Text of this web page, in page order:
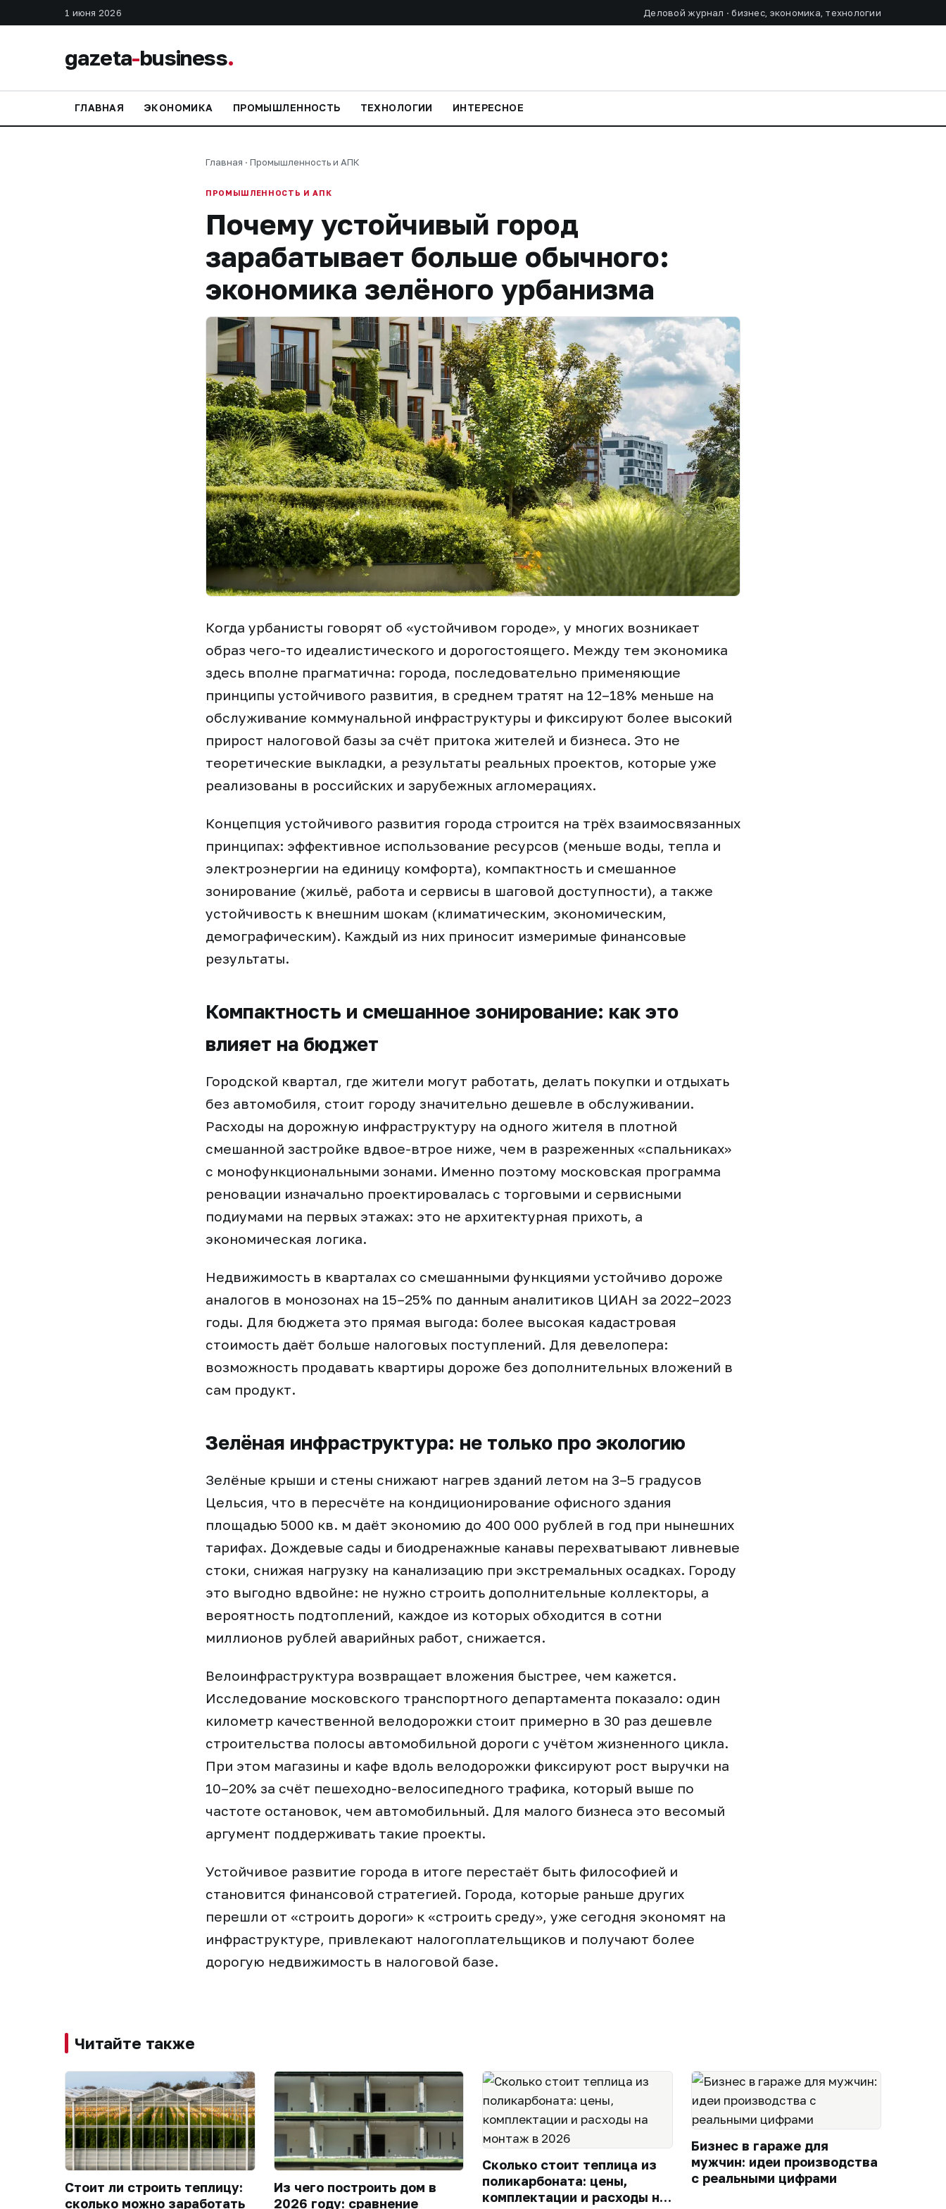
1 июня 2026 Деловой журнал · бизнес, экономика, технологии
gazeta-business.
ГЛАВНАЯ ЭКОНОМИКА ПРОМЫШЛЕННОСТЬ ТЕХНОЛОГИИ ИНТЕРЕСНОЕ
Главная · Промышленность и АПК
ПРОМЫШЛЕННОСТЬ И АПК
Почему устойчивый город
зарабатывает больше обычного:
экономика зелёного урбанизма
Когда урбанисты говорят об «устойчивом городе», у многих возникает
образ чего-то идеалистического и дорогостоящего. Между тем экономика
здесь вполне прагматична: города, последовательно применяющие
принципы устойчивого развития, в среднем тратят на 12–18% меньше на
обслуживание коммунальной инфраструктуры и фиксируют более высокий
прирост налоговой базы за счёт притока жителей и бизнеса. Это не
теоретические выкладки, а результаты реальных проектов, которые уже
реализованы в российских и зарубежных агломерациях.
Концепция устойчивого развития города строится на трёх взаимосвязанных
принципах: эффективное использование ресурсов (меньше воды, тепла и
электроэнергии на единицу комфорта), компактность и смешанное
зонирование (жильё, работа и сервисы в шаговой доступности), а также
устойчивость к внешним шокам (климатическим, экономическим,
демографическим). Каждый из них приносит измеримые финансовые
результаты.
Компактность и смешанное зонирование: как это
влияет на бюджет
Городской квартал, где жители могут работать, делать покупки и отдыхать
без автомобиля, стоит городу значительно дешевле в обслуживании.
Расходы на дорожную инфраструктуру на одного жителя в плотной
смешанной застройке вдвое-втрое ниже, чем в разреженных «спальниках»
с монофункциональными зонами. Именно поэтому московская программа
реновации изначально проектировалась с торговыми и сервисными
подиумами на первых этажах: это не архитектурная прихоть, а
экономическая логика.
Недвижимость в кварталах со смешанными функциями устойчиво дороже
аналогов в монозонах на 15–25% по данным аналитиков ЦИАН за 2022–2023
годы. Для бюджета это прямая выгода: более высокая кадастровая
стоимость даёт больше налоговых поступлений. Для девелопера:
возможность продавать квартиры дороже без дополнительных вложений в
сам продукт.
Зелёная инфраструктура: не только про экологию
Зелёные крыши и стены снижают нагрев зданий летом на 3–5 градусов
Цельсия, что в пересчёте на кондиционирование офисного здания
площадью 5000 кв. м даёт экономию до 400 000 рублей в год при нынешних
тарифах. Дождевые сады и биодренажные канавы перехватывают ливневые
стоки, снижая нагрузку на канализацию при экстремальных осадках. Городу
это выгодно вдвойне: не нужно строить дополнительные коллекторы, а
вероятность подтоплений, каждое из которых обходится в сотни
миллионов рублей аварийных работ, снижается.
Велоинфраструктура возвращает вложения быстрее, чем кажется.
Исследование московского транспортного департамента показало: один
километр качественной велодорожки стоит примерно в 30 раз дешевле
строительства полосы автомобильной дороги с учётом жизненного цикла.
При этом магазины и кафе вдоль велодорожки фиксируют рост выручки на
10–20% за счёт пешеходно-велосипедного трафика, который выше по
частоте остановок, чем автомобильный. Для малого бизнеса это весомый
аргумент поддерживать такие проекты.
Устойчивое развитие города в итоге перестаёт быть философией и
становится финансовой стратегией. Города, которые раньше других
перешли от «строить дороги» к «строить среду», уже сегодня экономят на
инфраструктуре, привлекают налогоплательщиков и получают более
дорогую недвижимость в налоговой базе.
Читайте также
Стоит ли строить теплицу:
сколько можно заработать
Из чего построить дом в
2026 году: сравнение
Сколько стоит теплица из
поликарбоната: цены,
комплектации и расходы на
Бизнес в гараже для
мужчин: идеи производства
с реальными цифрами